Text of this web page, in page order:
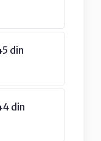
din
din